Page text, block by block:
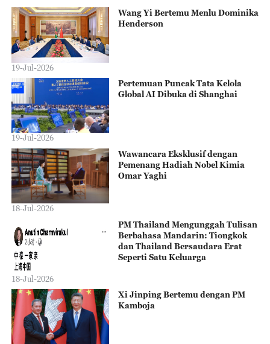
Wang Yi Bertemu Menlu Dominika
Henderson
19-Jul-2026
Pertemuan Puncak Tata Kelola
Global AI Dibuka di Shanghai
19-Jul-2026
Wawancara Eksklusif dengan
Pemenang Hadiah Nobel Kimia
Omar Yaghi
18-Jul-2026
PM Thailand Mengunggah Tulisan
Berbahasa Mandarin: Tiongkok
dan Thailand Bersaudara Erat
Seperti Satu Keluarga
18-Jul-2026
Xi Jinping Bertemu dengan PM
Kamboja